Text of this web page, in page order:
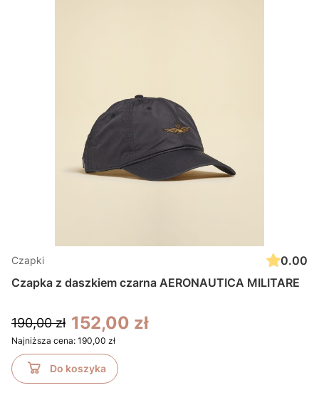
Czapki
0.00
Czapka z daszkiem czarna AERONAUTICA MILITARE
190,00 zł 152,00 zł
Najniższa cena: 190,00 zł
Do koszyka